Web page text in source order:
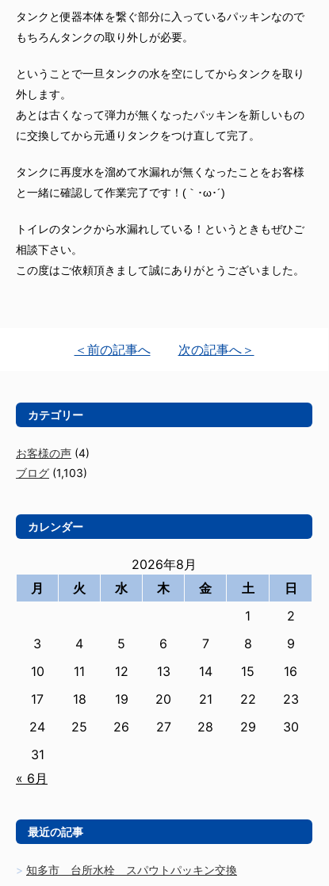
タンクと便器本体を繋ぐ部分に入っているパッキンなので
もちろんタンクの取り外しが必要。
ということで一旦タンクの水を空にしてからタンクを取り
外します。
あとは古くなって弾力が無くなったパッキンを新しいもの
に交換してから元通りタンクをつけ直して完了。
タンクに再度水を溜めて水漏れが無くなったことをお客様
と一緒に確認して作業完了です！(｀･ω･´)ゞ
トイレのタンクから水漏れしている！というときもぜひご
相談下さい。
この度はご依頼頂きまして誠にありがとうございました。
＜前の記事へ 次の記事へ＞
カテゴリー
お客様の声 (4)
ブログ (1,103)
カレンダー
2026年8月
月
火 水 木 金 土
日
1
2
3
4 5 6 7 8
9
10
11 12 13 14 15
16
17
18 19 20 21 22
23
24
25 26 27 28 29
30
31
« 6月
最近の記事
知多市 台所水栓 スパウトパッキン交換